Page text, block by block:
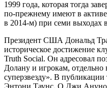
1999 года, которая тогда
по-прежнему имеют в
в 2014-м) при семи выходах
Президент США Дональд
историческое достижение
Truth Social. Он адресовал
Долану и игрокам,
суперзвезду». В
Энтони Таунс, О Джи